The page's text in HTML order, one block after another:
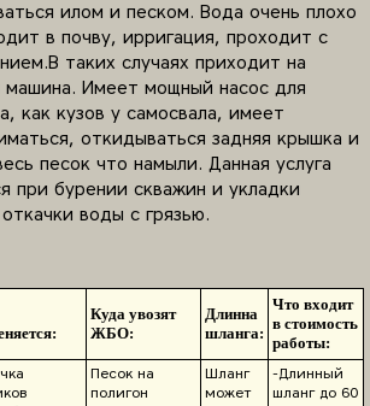
илом и песком. Вода очень плохо
в почву, ирригация, проходит с
таких случаях приходит на
машина. Имеет мощный насос для
как кузов у самосвала, имеет
откидываться задняя крышка и
песок что намыли. Данная услуга
при бурении скважин и укладки
воды с грязью.
Куда увозят
ЖБО:
Длинна
шланга:
Что входит
в стоимость
работы:
Песок на
полигон
Шланг
может
-Длинный
шланг до 60